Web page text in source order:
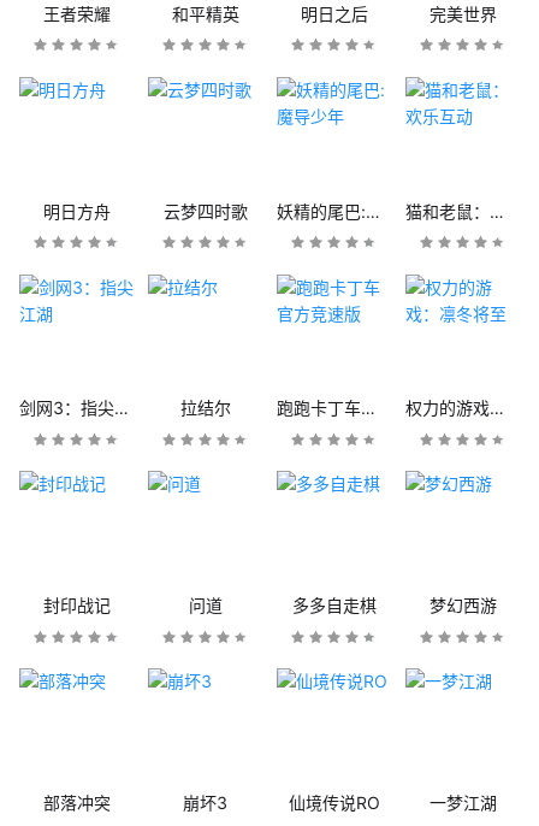
王者荣耀 和平精英 明日之后 完美世界
明日方舟 云梦四时歌 妖精的尾巴:魔导少年 猫和老鼠：欢乐互动
剑网3：指尖江湖 拉结尔 跑跑卡丁车官方竞速版 权力的游戏：凛冬将至
封印战记 问道 多多自走棋 梦幻西游
部落冲突 崩坏3 仙境传说RO 一梦江湖